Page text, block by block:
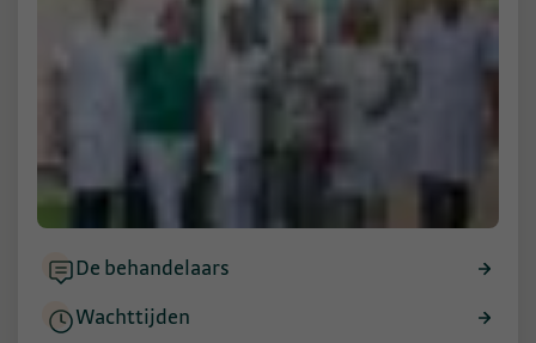
De behandelaars
Wachttijden